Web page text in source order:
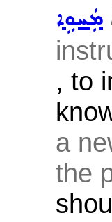
ܡܲܚܘܹܐ
, to
a
the